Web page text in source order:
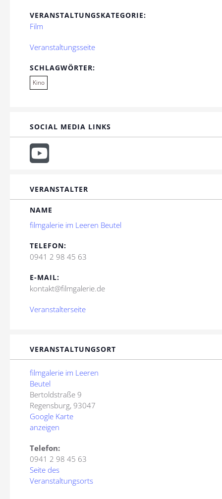
VERANSTALTUNGSKATEGORIE:
Film
Veranstaltungsseite
SCHLAGWÖRTER:
Kino
SOCIAL MEDIA LINKS
VERANSTALTER
NAME
filmgalerie im Leeren Beutel
TELEFON:
0941 2 98 45 63
E-MAIL:
kontakt@filmgalerie.de
Veranstalterseite
VERANSTALTUNGSORT
filmgalerie im Leeren
Beutel
Bertoldstraße 9
Regensburg, 93047
Google Karte
anzeigen
Telefon:
0941 2 98 45 63
Seite des
Veranstaltungsorts